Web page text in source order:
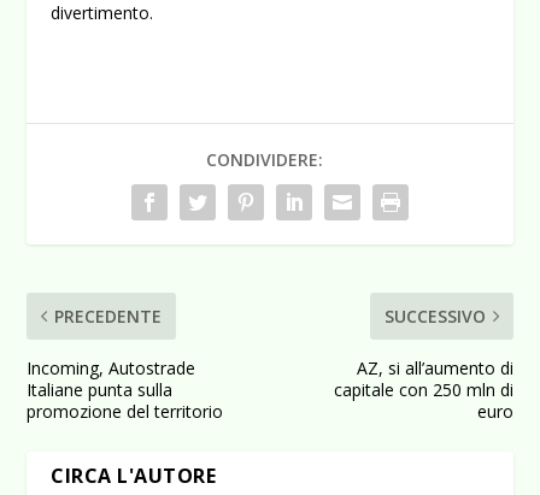
divertimento.
CONDIVIDERE:
PRECEDENTE
Incoming, Autostrade
Italiane punta sulla
promozione del territorio
SUCCESSIVO
AZ, si all’aumento di
capitale con 250 mln di
euro
CIRCA L'AUTORE